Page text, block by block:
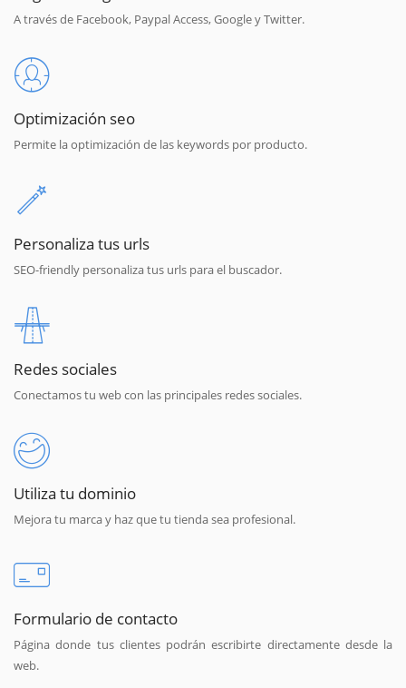
A través de Facebook, Paypal Access, Google y Twitter.
Optimización seo
Permite la optimización de las keywords por producto.
Personaliza tus urls
SEO-friendly personaliza tus urls para el buscador.
Redes sociales
Conectamos tu web con las principales redes sociales.
Utiliza tu dominio
Mejora tu marca y haz que tu tienda sea profesional.
Formulario de contacto
Página donde tus clientes podrán escribirte directamente desde la
web.